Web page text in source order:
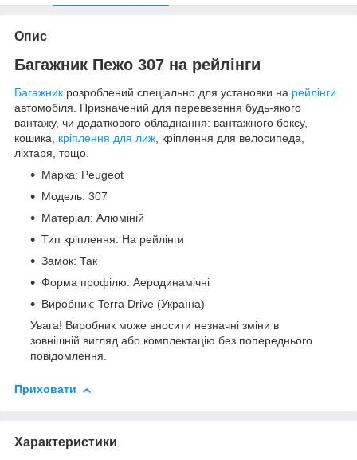
Опис
Багажник Пежо 307 на рейлінги
Багажник розроблений спеціально для установки на рейлінги
автомобіля. Призначений для перевезення будь-якого
вантажу, чи додаткового обладнання: вантажного боксу,
кошика, кріплення для лиж, кріплення для велосипеда,
ліхтаря, тощо.
Марка: Peugeot
Модель: 307
Матеріал: Алюміній
Тип кріплення: На рейлінги
Замок: Так
Форма профілю: Аеродинамічні
Виробник: Terra Drive (Україна)
Увага! Виробник може вносити незначні зміни в
зовнішній вигляд або комплектацію без попереднього
повідомлення.
Приховати
Характеристики